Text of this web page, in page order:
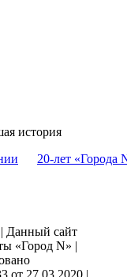
история
20-лет «Города
Данный сайт
«Город N» |
от 27.03.2020 |